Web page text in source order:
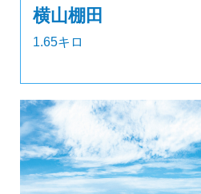
横山棚田
1.65キロ